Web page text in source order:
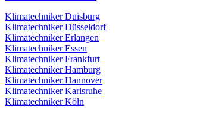
Klimatechniker Duisburg
Klimatechniker Düsseldorf
Klimatechniker Erlangen
Klimatechniker Essen
Klimatechniker Frankfurt
Klimatechniker Hamburg
Klimatechniker Hannover
Klimatechniker Karlsruhe
Klimatechniker Köln